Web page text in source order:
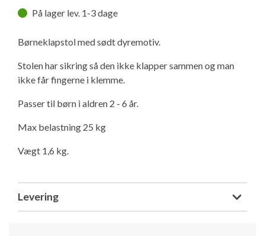
Adria Astella
Next
Hobby Prestige
Hobby Maxia
Ny campingvogn - godt at vide
Lille campingvogn
Finansiering af campingvogn
Forsikring af campingvogn
Vil du sælge din campingvogn?
Brugte telte og udstyr
Isabella fortelte
Isabella weekend- og vinterfortelte
Adria Coral
Adria Compact
Internet i campingvognen
Aircondition og klimaanlæg
Gas-komfort i din campingvogn
E-trailer kontrol- og sikkerhedsapp
GPS tracker til autocamper og campingvogn
Klagemuligheder
Konkurrenceregler
Handelsbetingelser - webshop
På lager lev. 1-3 dage
Børneklapstol med sødt dyremotiv.
Stolen har sikring så den ikke klapper sammen og man
ikke får fingerne i klemme.
Passer til børn i aldren 2 - 6 år.
Max belastning 25 kg
Vægt 1,6 kg.
Levering